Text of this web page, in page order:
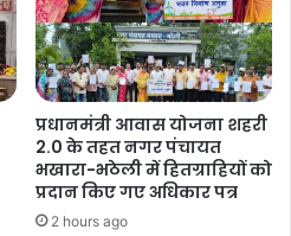
प्रधानमंत्री आवास योजना शहरी
2.0 के तहत नगर पंचायत
भखारा-भठेली में हितग्राहियों को
प्रदान किए गए अधिकार पत्र
2 hours ago